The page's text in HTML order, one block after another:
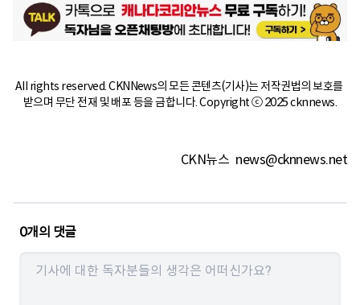
All rights reserved. CKNNews의 모든 콘텐츠(기사)는 저작권법의 보호를
받으며 무단 전재 및 배포 등을 금합니다. Copyright ⓒ 2025 cknnews.
CKN뉴스 news@cknnews.net
0개의 댓글